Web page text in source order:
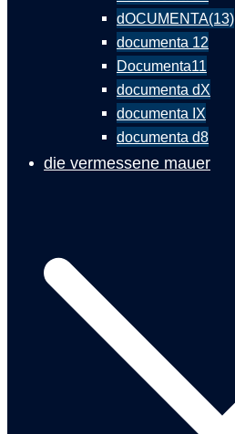
dOCUMENTA(13)
documenta 12
Documenta11
documenta dX
documenta IX
documenta d8
die vermessene mauer